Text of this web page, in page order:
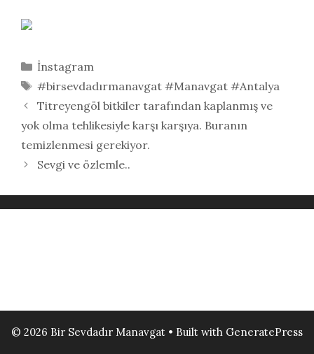
Kategoriler
İnstagram
Etiketler
#birsevdadırmanavgat #Manavgat #Antalya
Titreyengöl bitkiler tarafından kaplanmış ve
yok olma tehlikesiyle karşı karşıya. Buranın
temizlenmesi gerekiyor.
Sevgi ve özlemle..
© 2026 Bir Sevdadır Manavgat • Built with GeneratePress